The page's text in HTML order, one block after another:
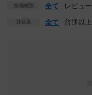
投稿種別 全て レビュー
注目度 全て 普通以上